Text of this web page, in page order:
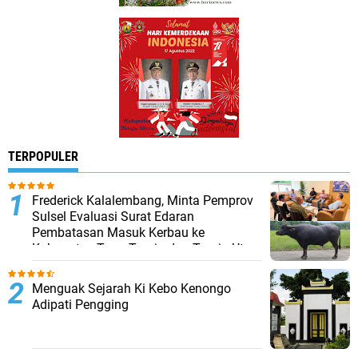
TERPOPULER
Frederick Kalalembang, Minta Pemprov
Sulsel Evaluasi Surat Edaran
Pembatasan Masuk Kerbau ke
Kabupaten Tana Toraja dan Toraja Utara
Menguak Sejarah Ki Kebo Kenongo
Adipati Pengging